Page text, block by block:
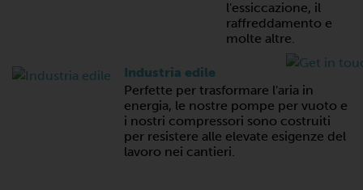
l'essiccazione, il
raffreddamento e
molte altre.
Industria edile
Perfette per trasformare l'aria in
energia, le nostre pompe per vuoto e
i nostri compressori sono costruiti
per resistere alle elevate esigenze del
lavoro nei cantieri.